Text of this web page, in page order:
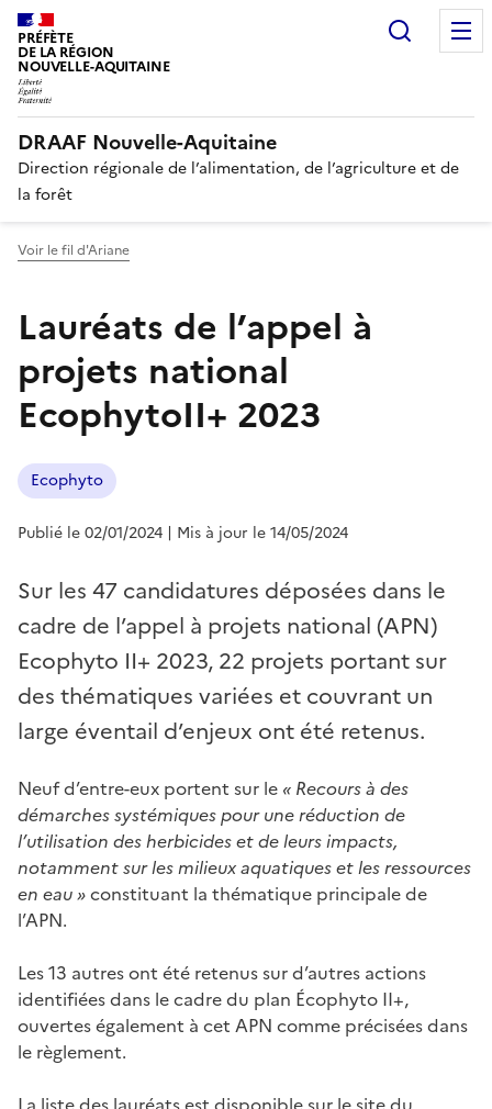
PRÉFÈTE
DE LA RÉGION
NOUVELLE-AQUITAINE
DRAAF Nouvelle-Aquitaine
Direction régionale de l’alimentation, de l’agriculture et de
la forêt
Voir le fil d'Ariane
Lauréats de l’appel à
projets national
EcophytoII+ 2023
Ecophyto
Publié le 02/01/2024 | Mis à jour le 14/05/2024
Sur les 47 candidatures déposées dans le
cadre de l’appel à projets national (APN)
Ecophyto II+ 2023, 22 projets portant sur
des thématiques variées et couvrant un
large éventail d’enjeux ont été retenus.
Neuf d’entre-eux portent sur le « Recours à des
démarches systémiques pour une réduction de
l’utilisation des herbicides et de leurs impacts,
notamment sur les milieux aquatiques et les ressources
en eau »constituant la thématique principale de
l’APN.
Les 13 autres ont été retenus sur d’autres actions
identifiées dans le cadre du plan Écophyto II+,
ouvertes également à cet APN comme précisées dans
le règlement.